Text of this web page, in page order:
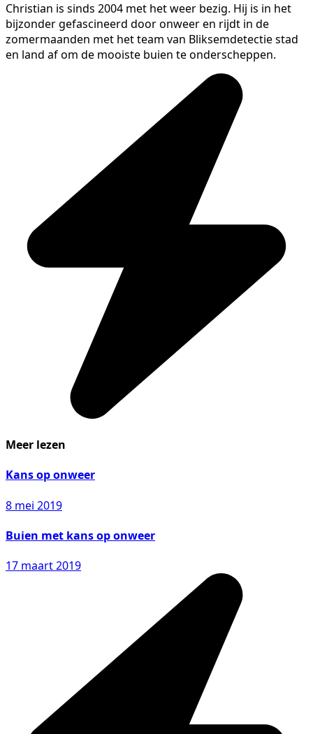
Christian is sinds 2004 met het weer bezig. Hij is in het
bijzonder gefascineerd door onweer en rijdt in de
zomermaanden met het team van Bliksemdetectie stad
en land af om de mooiste buien te onderscheppen.
Meer lezen
Kans op onweer
8 mei 2019
Buien met kans op onweer
17 maart 2019